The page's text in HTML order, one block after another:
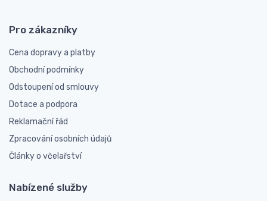
Pro zákazníky
Cena dopravy a platby
Obchodní podmínky
Odstoupení od smlouvy
Dotace a podpora
Reklamační řád
Zpracování osobních údajů
Články o včelařství
Nabízené služby